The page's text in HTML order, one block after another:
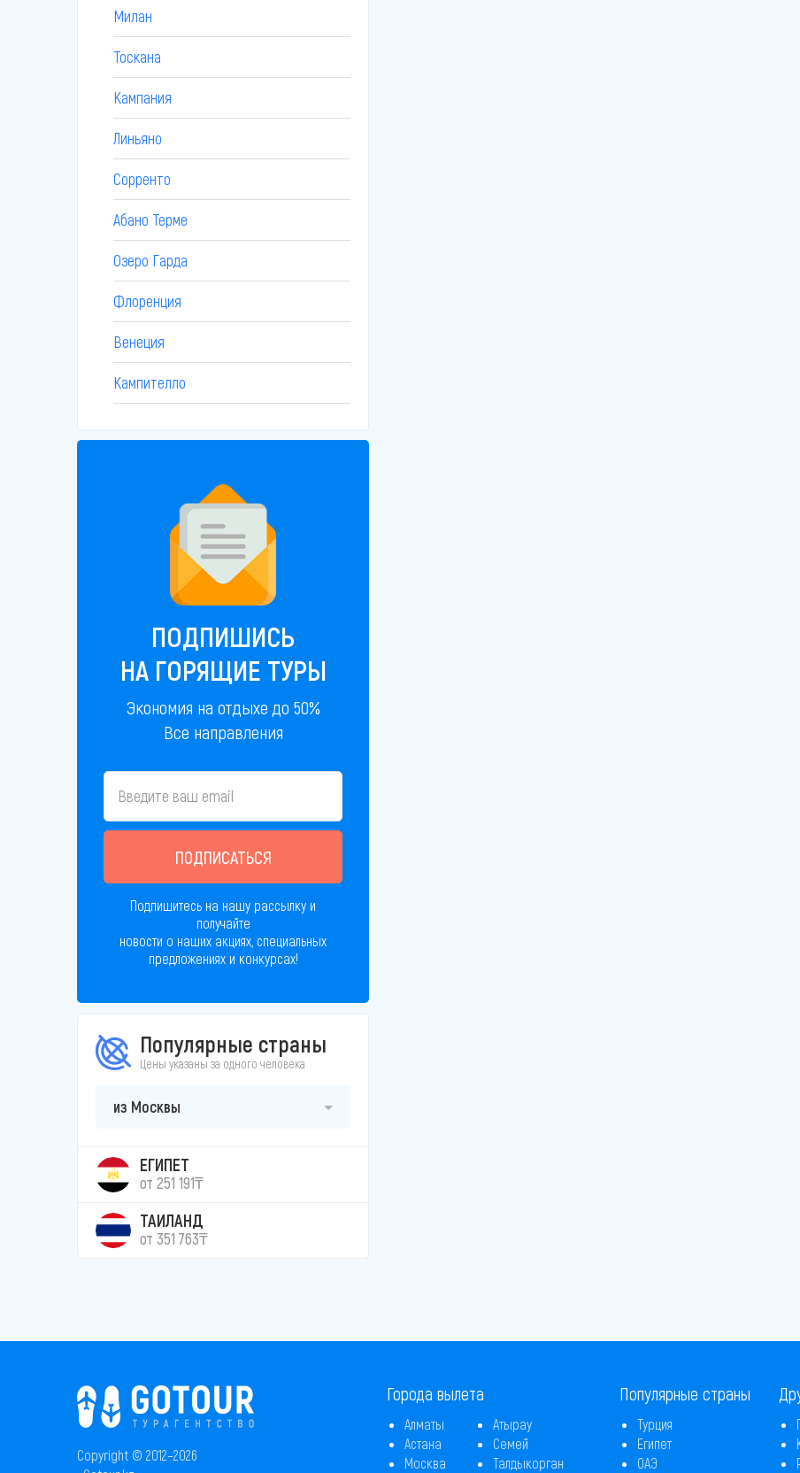
Милан
Тоскана
Кампания
Линьяно
Сорренто
Абано Терме
Озеро Гарда
Флоренция
Венеция
Кампителло
ПОДПИШИСЬ
НА ГОРЯЩИЕ ТУРЫ
Экономия на отдыхе до 50%
Все направления
ПОДПИСАТЬСЯ
Подпишитесь на нашу рассылку и
получайте
новости о наших акциях, специальных
предложениях и конкурсах!
Популярные страны
Цены указаны за одного человека
из Москвы
ЕГИПЕТ
от 251 191₸
ТАИЛАНД
от 351 763₸
Copyright © 2012–2026
Города вылета
Алматы
Астана
Москва
Атырау
Семей
Талдыкорган
Популярные страны
Турция
Египет
ОАЭ